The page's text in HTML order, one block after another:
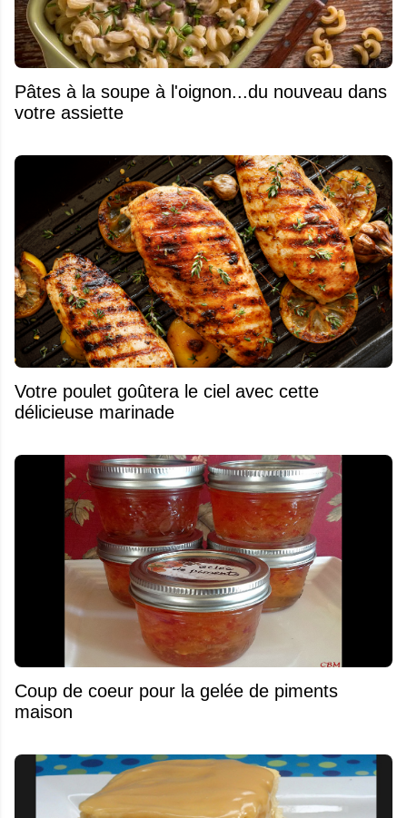
Pâtes à la soupe à l'oignon...du nouveau dans
votre assiette
Votre poulet goûtera le ciel avec cette
délicieuse marinade
Coup de coeur pour la gelée de piments
maison